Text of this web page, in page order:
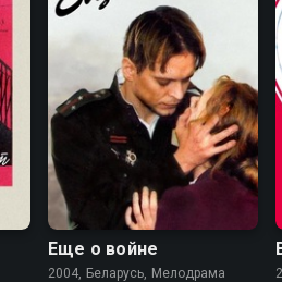
6.1
Еще о войне
2004, Беларусь, Мелодрама